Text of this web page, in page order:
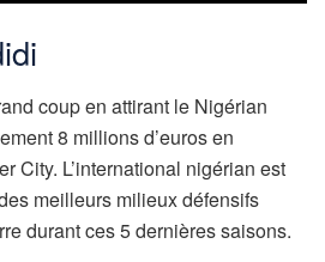
coup en attirant le Nigérian
8 millions d’euros en
City. L’international nigérian est
meilleurs milieux défensifs
durant ces 5 dernières saisons.